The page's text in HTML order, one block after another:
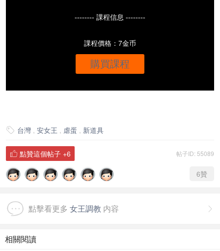
-------- 課程信息 --------
課程價格：7金币
購買課程
 台灣 , 安女王 , 虐蛋 , 新道具
帖子ID: 55089
 點贊這個帖子 +6
6贊

點擊看更多 女王調教 内容
相關閱讀